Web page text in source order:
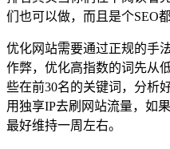
们也可以做，而且是个SEO
优化网站需要通过正规的手
作弊，优化高指数的词先从
些在前30名的关键词，分析
用独享IP去刷网站流量，如
最好维持一周左右。